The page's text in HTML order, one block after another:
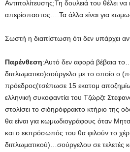
Αντιπολίτευσης;Τη δουλειά του θέλει
απερίσπαστος….Τα άλλα είναι για
Σωστή η διαπίστωση ότι δεν υπάρχει
Παρένθεση:Αυτό δεν αφορά βέβαια
διπλωματικο)σούργελο με το οποίο ο
πρόεδρος(τσέπωσε 15 εκατομ
ελληνική συκοφαντία του Τζώρζτ
στολίσει το σιδηρόφρακτο κτήριο της
θα είναι για κωμωδιογράφους όταν
και ο εκπρόσωπός του θα φιλούν το
διπλωματικού)…σούργελου σε τελετές